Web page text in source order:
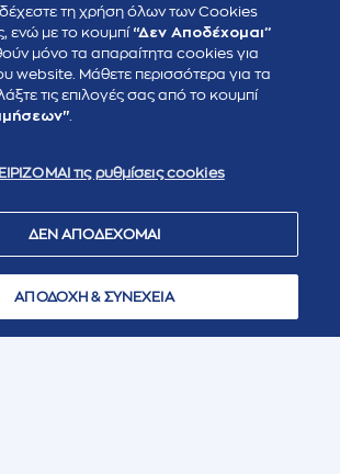
τη χρήση όλων των Cookies
ενώ με το κουμπί “Δεν Αποδέχομαι”
μόνο τα απαραίτητα cookies για
website. Μάθετε περισσότερα για τα
τις επιλογές σας από το κουμπί
τις ρυθμίσεις cookies
ΔΕΝ ΑΠΟΔΕΧΟΜΑΙ
ΑΠΟΔΟΧΗ & ΣΥΝΕΧΕΙΑ